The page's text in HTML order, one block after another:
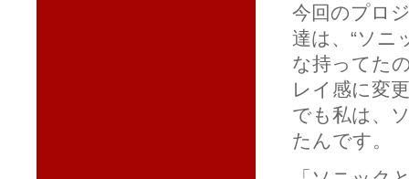
今回のプロ
達は、“ソニ
な持ってた
レイ感に変
でも私は、
たんです。